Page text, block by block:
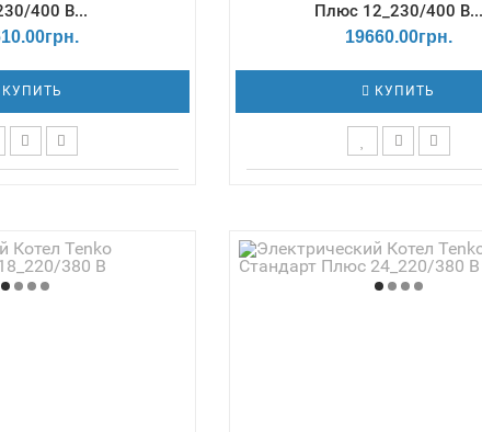
400 В...
КУПИТЬ
дм3 - 1,8 /
мощности - 3
Плюс 12_230/400 В...
19660.00грн.
КУПИТЬ
Емкость теплообменника,
Количество ступеней